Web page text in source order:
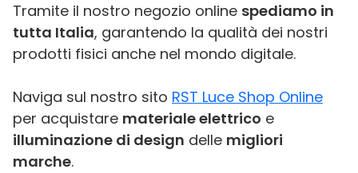
Tramite il nostro negozio online spediamo in
tutta Italia, garantendo la qualità dei nostri
prodotti fisici anche nel mondo digitale.
Naviga sul nostro sito RST Luce Shop Online
per acquistare materiale elettrico e
illuminazione di design delle migliori
marche.